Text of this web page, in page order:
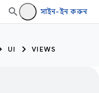
সাইন-ইন করুন
UI VIEWS